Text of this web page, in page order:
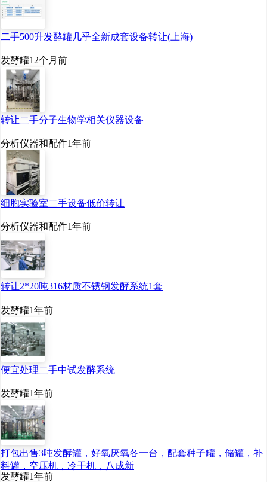
二手500升发酵罐几乎全新成套设备转让(上海)
发酵罐12个月前
转让二手分子生物学相关仪器设备
分析仪器和配件1年前
细胞实验室二手设备低价转让
分析仪器和配件1年前
转让2*20吨316材质不锈钢发酵系统1套
发酵罐1年前
便宜处理二手中试发酵系统
发酵罐1年前
打包出售3吨发酵罐，好氧厌氧各一台，配套种子罐，储罐，补
料罐，空压机，冷干机，八成新
发酵罐1年前